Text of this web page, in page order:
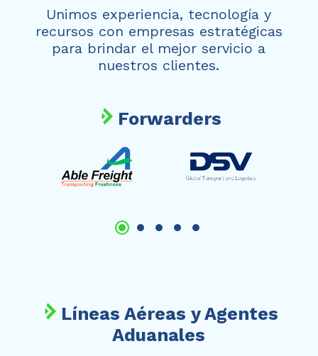
Unimos experiencia, tecnología y
recursos con empresas estratégicas
para brindar el mejor servicio a
nuestros clientes.
Forwarders
Líneas Aéreas y Agentes
Aduanales